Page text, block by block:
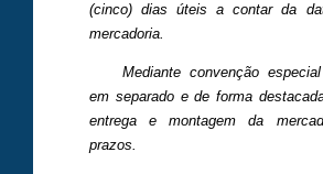
(cinco) dias úteis a contar da
mercadoria.
Mediante convenção
em separado e de forma
entrega e montagem da
prazos.